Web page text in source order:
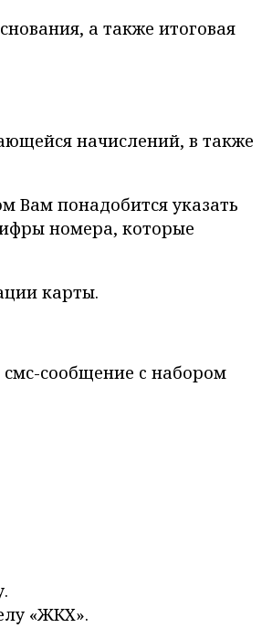
а также итоговая
начислений, в также
Вам понадобится указать
номера, которые
карты.
сообщение c набором
«ЖКХ».